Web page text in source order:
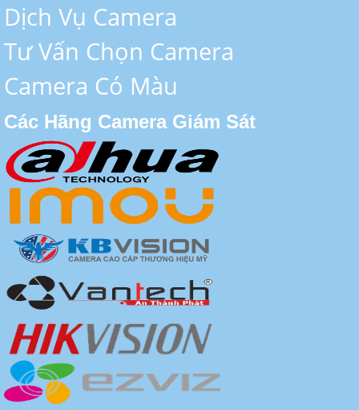
Dịch Vụ Camera
Tư Vấn Chọn Camera
Camera Có Màu
Các Hãng Camera Giám Sát